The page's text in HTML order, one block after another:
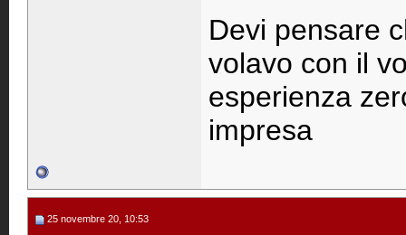
Devi pensare
volavo con il
esperienza
impresa
25 novembre 20, 10:53